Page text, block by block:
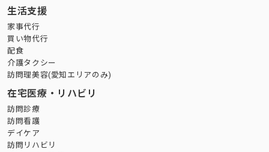
生活支援
家事代行
買い物代行
配食
介護タクシー
訪問理美容(愛知エリアのみ)
在宅医療・リハビリ
訪問診療
訪問看護
デイケア
訪問リハビリ